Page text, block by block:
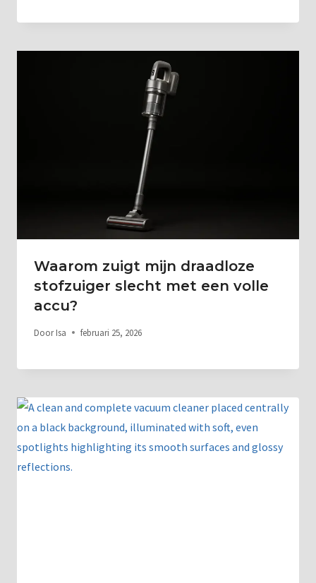
Waarom zuigt mijn draadloze
stofzuiger slecht met een volle
accu?
Door Isa februari 25, 2026